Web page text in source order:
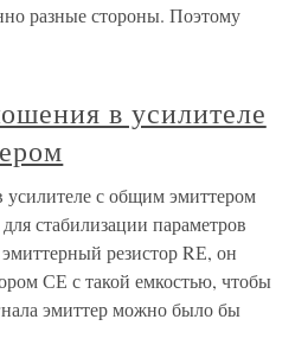
разные стороны. Поэтому
в усилителе
с общим эмиттером
стабилизации параметров
резистор RЕ, он
СЕ с такой емкостью, чтобы
эмиттер можно было бы